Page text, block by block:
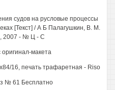
судов на русловые процессы
[Текст] / А Б Палагушкин, В. М.
2007 - № Ц - С
оригинал-макета
16, печать трафаретная - Riso
№ 61 Бесплатно